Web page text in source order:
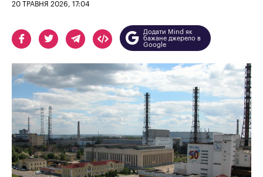
20 ТРАВНЯ 2026, 17:04
Додати Mind як
бажане джерело в
Google